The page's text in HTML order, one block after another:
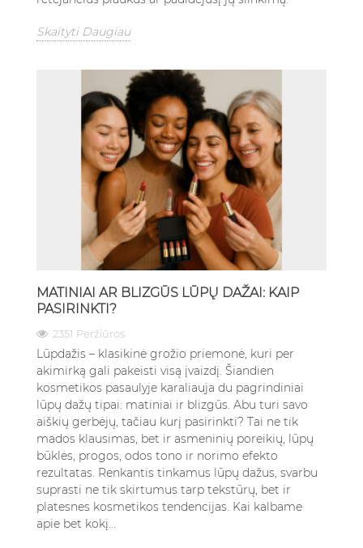
Skaityti Daugiau
MATINIAI AR BLIZGŪS LŪPŲ DAŽAI: KAIP
PASIRINKTI?
2351 Peržiūros
Lūpdažis – klasikinė grožio priemonė, kuri per
akimirką gali pakeisti visą įvaizdį. Šiandien
kosmetikos pasaulyje karaliauja du pagrindiniai
lūpų dažų tipai: matiniai ir blizgūs. Abu turi savo
aiškių gerbėjų, tačiau kurį pasirinkti? Tai ne tik
mados klausimas, bet ir asmeninių poreikių, lūpų
būklės, progos, odos tono ir norimo efekto
rezultatas. Renkantis tinkamus lūpų dažus, svarbu
suprasti ne tik skirtumus tarp tekstūrų, bet ir
platesnes kosmetikos tendencijas. Kai kalbame
apie bet kokį...